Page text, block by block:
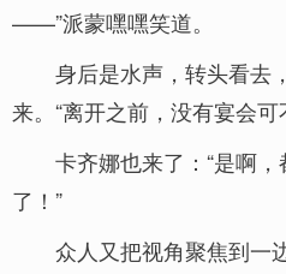
——”派蒙嘿嘿笑道。
身后是水声，转头看去
来。“离开之前，没有宴会可
卡齐娜也来了：“是啊
了！”
众人又把视角聚焦到一